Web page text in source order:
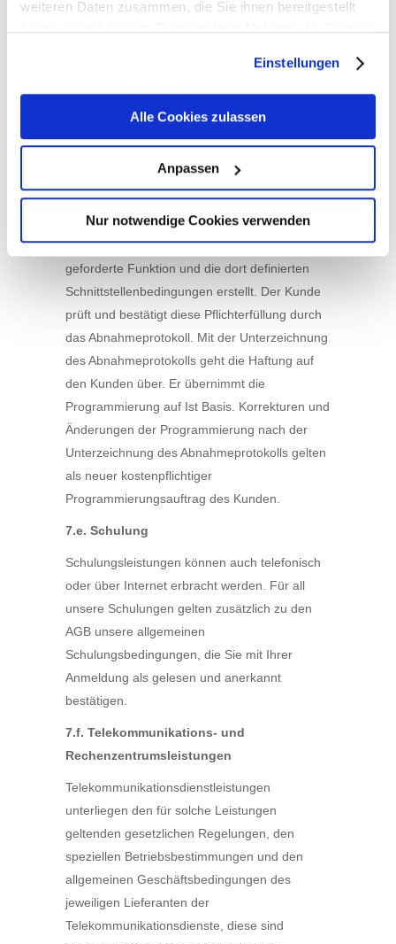
weiteren Daten zusammen, die Sie ihnen bereitgestellt
Cookies, wenn Sie unsere Webseite weiterhin nutzen.
Einstellungen
Alle Cookies zulassen
Anpassen
Nur notwendige Cookies verwenden
Elektronikversicherung mit aufzunehmen.
7.d. Programmierung
Dienstleistung ist begrenzt auf grobe
Fahrlässigkeit mit einem Höchstbetrag vom
doppelten der Rechnungssumme. Im Rahmen
der Dienstleistung wird nur die im Pflichtenheft
geforderte Funktion und die dort definierten
Schnittstellenbedingungen erstellt. Der Kunde
prüft und bestätigt diese Pflichterfüllung durch
das Abnahmeprotokoll. Mit der Unterzeichnung
des Abnahmeprotokolls geht die Haftung auf
den Kunden über. Er übernimmt die
Programmierung auf Ist Basis. Korrekturen und
Änderungen der Programmierung nach der
Unterzeichnung des Abnahmeprotokolls gelten
als neuer kostenpflichtiger
Programmierungsauftrag des Kunden.
7.e. Schulung
Schulungsleistungen können auch telefonisch
oder über Internet erbracht werden. Für all
unsere Schulungen gelten zusätzlich zu den
AGB unsere allgemeinen
Schulungsbedingungen, die Sie mit Ihrer
Anmeldung als gelesen und anerkannt
bestätigen.
7.f. Telekommunikations- und
Rechenzentrumsleistungen
Telekommunikationsdienstleistungen
unterliegen den für solche Leistungen
geltenden gesetzlichen Regelungen, den
speziellen Betriebsbestimmungen und den
allgemeinen Geschäftsbedingungen des
jeweiligen Lieferanten der
Telekommunikationsdienste, diese sind